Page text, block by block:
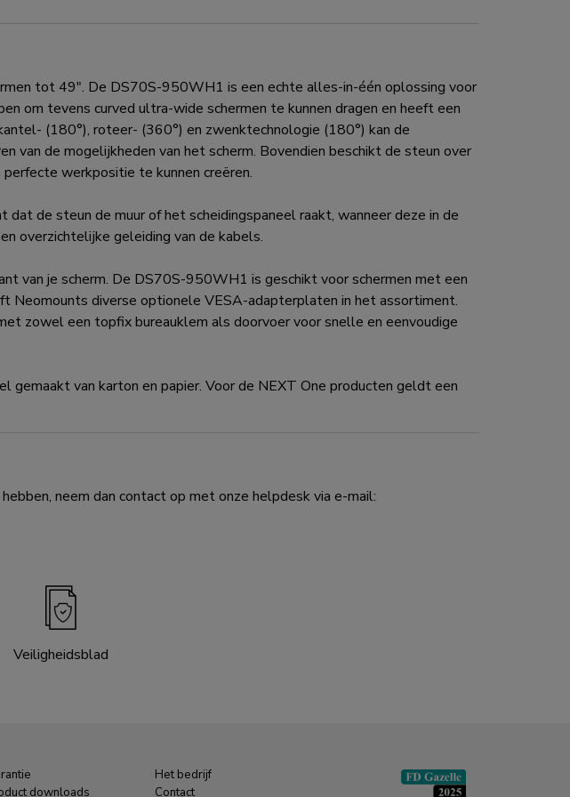
tot 49". De DS70S-950WH1 is een echte alles-in-één oplossing voor
om tevens curved ultra-wide schermen te kunnen dragen en heeft een
(180°), roteer- (360°) en zwenktechnologie (180°) kan de
van de mogelijkheden van het scherm. Bovendien beschikt de steun over
werkpositie te kunnen creëren.
de steun de muur of het scheidingspaneel raakt, wanneer deze in de
overzichtelijke geleiding van de kabels.
van je scherm. De DS70S-950WH1 is geschikt voor schermen met een
diverse optionele VESA-adapterplaten in het assortiment.
zowel een topfix bureauklem als doorvoer voor snelle en eenvoudige
van karton en papier. Voor de NEXT One producten geldt een
neem dan contact op met onze helpdesk via e-mail:
Veiligheidsblad
downloads
Het bedrijf
Contact